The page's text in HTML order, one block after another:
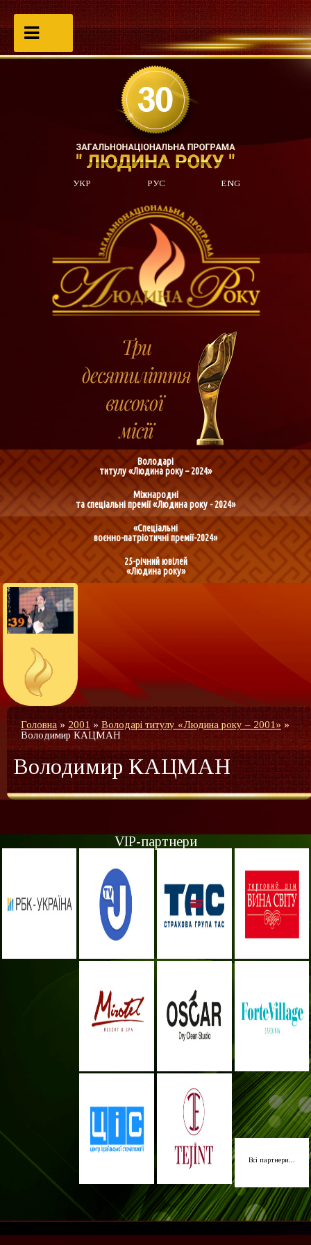
УКР РУС ENG
Володарі
титулу «Людина року – 2024»
Міжнародні
та спеціальні премії «Людина року - 2024»
«Спеціальні
воєнно-патріотичні премії-2024»
25-річний ювілей
«Людина року»
Головна »2001»Володарі титулу «Людина року – 2001» »
Володимир КАЦМАН
Володимир КАЦМАН
VIP-партнери
Всі партнери...